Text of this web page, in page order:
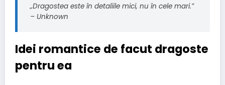
„Dragostea este în detaliile mici, nu în cele mari.”
– Unknown
Idei romantice de facut dragoste
pentru ea